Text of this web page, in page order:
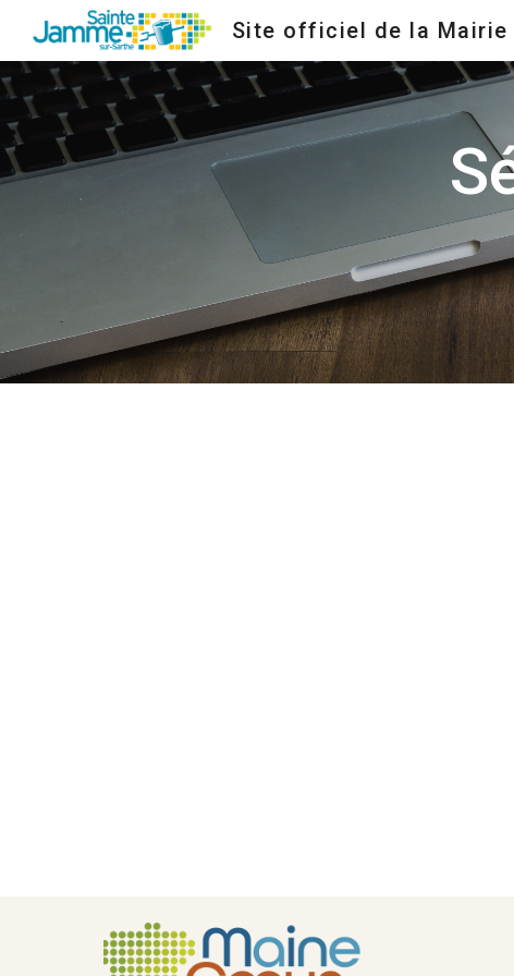
Skip
Site officiel de la Mairie